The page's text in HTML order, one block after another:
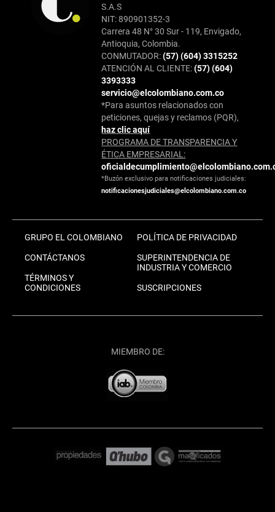
S.A.S
NIT: 890901352-3
Carrera 48 N° 30 Sur - 119, Envigado,
Antioquia, Colombia.
CONMUTADOR:(57) (604) 3315252
ATENCIÓN AL CLIENTE:(57) (604)
3393333
servicio@elcolombiano.com.co
*Para asuntos relacionados con
peticiones, quejas y reclamos (PQR),
haz clic aquí
PROGRAMA DE TRANSPARENCIA Y
ÉTICA EMPRESARIAL:
*Buzón exclusivo para notificaciones judiciales:
notificacionesjudiciales@elcolombiano.com.co
GRUPO EL COLOMBIANO
CONTÁCTANOS
TÉRMINOS Y
CONDICIONES
POLÍTICA DE PRIVACIDAD
SUPERINTENDENCIA DE
INDUSTRIA Y COMERCIO
SUSCRIPCIONES
MIEMBRO DE: